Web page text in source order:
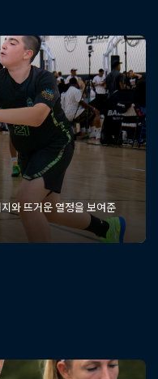
와 뜨거운 열정을 보여준